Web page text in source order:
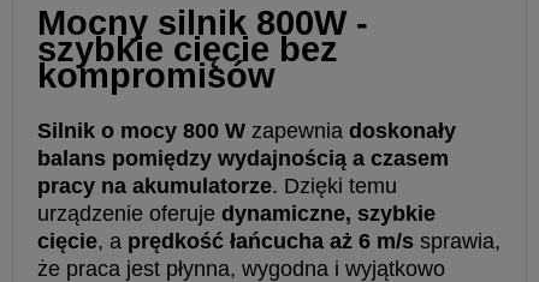
Mocny silnik 800W -
szybkie cięcie bez
kompromisów
Silnik o mocy 800 W zapewnia doskonały
balans pomiędzy wydajnością a czasem
pracy na akumulatorze. Dzięki temu
urządzenie oferuje dynamiczne, szybkie
cięcie, a prędkość łańcucha aż 6 m/s sprawia,
że praca jest płynna, wygodna i wyjątkowo